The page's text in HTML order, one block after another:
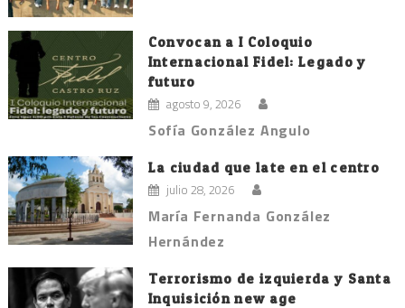
Convocan a I Coloquio
Internacional Fidel: Legado y
futuro
agosto 9, 2026
Sofía González Angulo
La ciudad que late en el centro
julio 28, 2026
María Fernanda González
Hernández
Terrorismo de izquierda y Santa
Inquisición new age